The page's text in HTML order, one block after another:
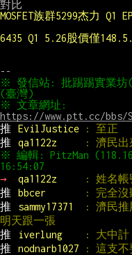
MOSFET族群5299杰力 Q1
6435 Q1 5.26股價僅
※ 發信站: 批踢踢實業
https://www.ptt.cc/bbs/
推
EvilJustice
: 至正
推
qa1122z
: 濟民出
※ 編輯: PitzMan
→
qa1122z
: 姓名帳
推
bbcer
: 完全沒
推
sammy17371
: 濟民推
明天跟一張
推
iverlung
: 大中計
推
nodnarb1027
: 這支不